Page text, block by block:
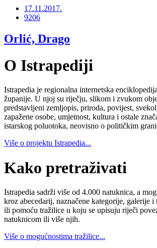
17.11.2017.
9206
Orlić, Drago
O Istrapediji
Istrapedia je regionalna internetska
županije. U njoj su riječju, slikom i zvukom
predstavljeni zemljopis, priroda, povijest,
zapažene osobe, umjetnost, kultura i ostale
istarskog poluotoka, neovisno o političkim
Više o projektu Istrapedia...
Kako pretraživati
Istrapedia sadrži više od 4.000 natuknica, a
kroz abecedarij, naznačene kategorije, galerije i
ili pomoću tražilice u koju se upisuju riječi
natuknicom ili više njih.
Više o mogućnostima tražilice...